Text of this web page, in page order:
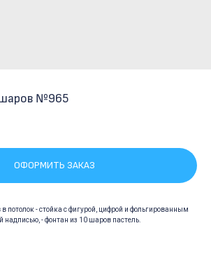
№965
ОФОРМИТЬ ЗАКАЗ
потолок - стойка с фигурой, цифрой и фольгированным
надписью, - фонтан из 10 шаров пастель.